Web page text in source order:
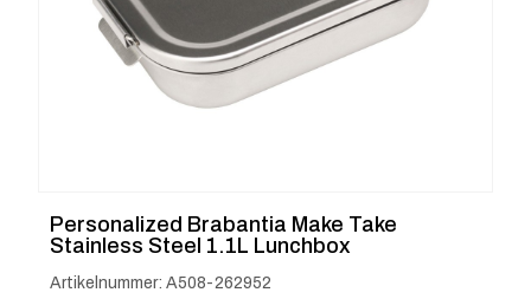
Personalized Brabantia Make Take
Stainless Steel 1.1L Lunchbox
Artikelnummer: A508-262952